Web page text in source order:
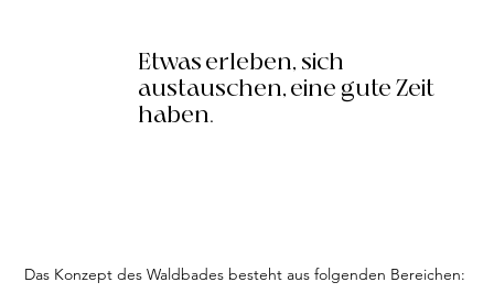
Etwas erleben, sich
austauschen, eine gute Zeit
haben.
Das Konzept des Waldbades besteht aus folgenden Bereichen: